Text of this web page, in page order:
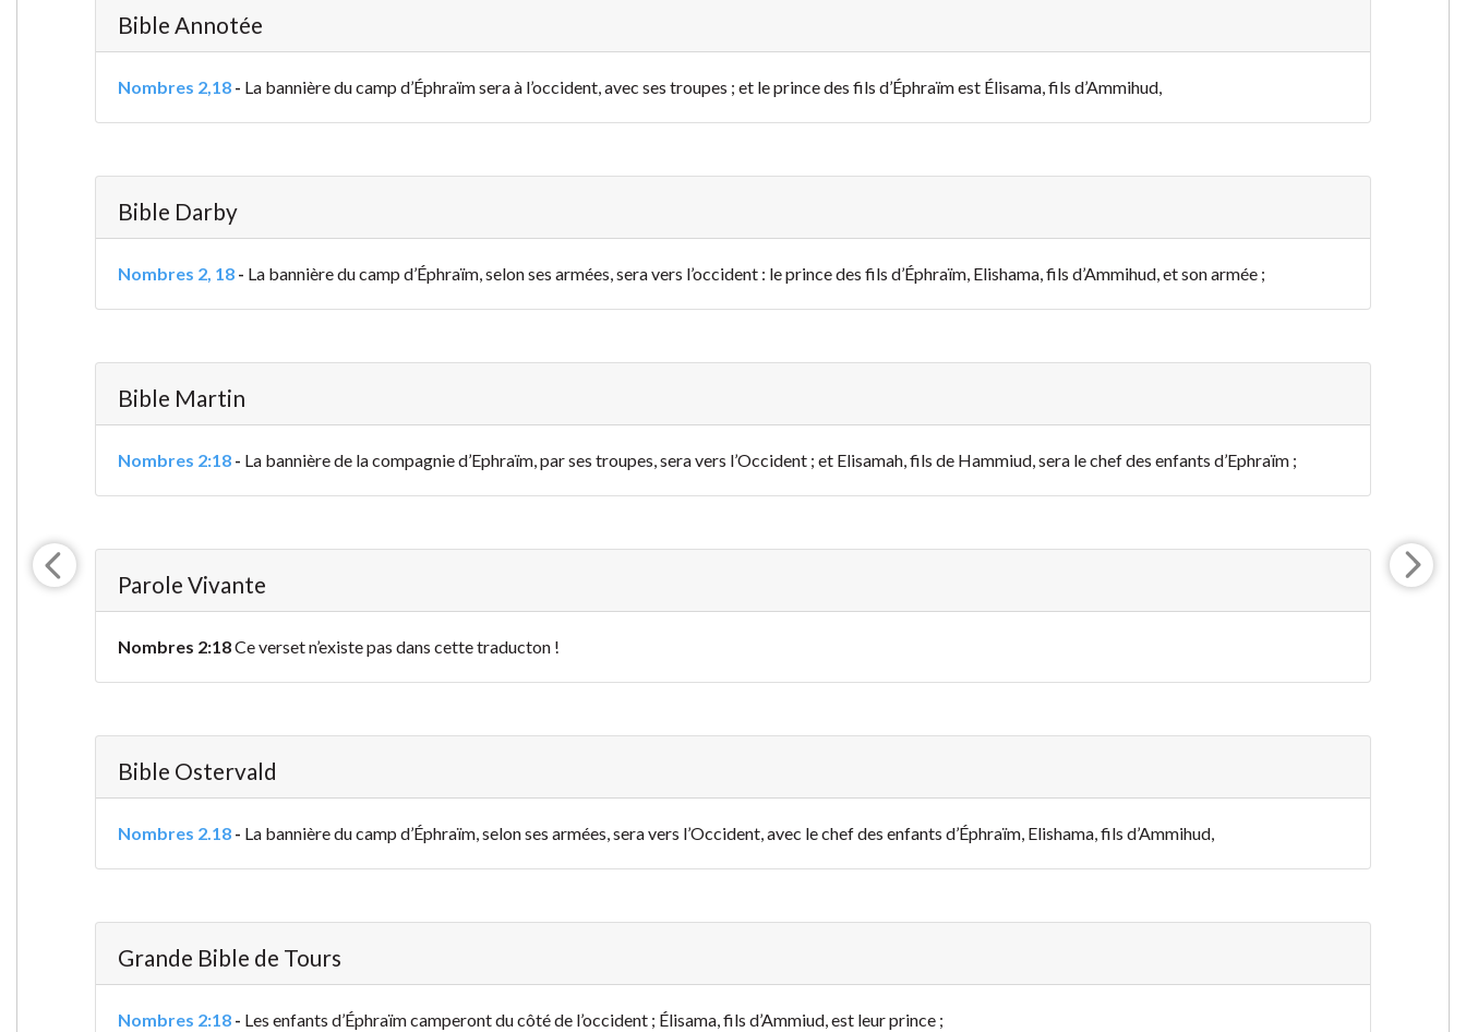
Bible Annotée
Nombres 2,18- La bannière du camp d’Éphraïm sera à l’occident, avec ses troupes ; et le prince des fils d’Éphraïm est Élisama, fils d’Ammihud,
Bible Darby
Nombres 2, 18- La bannière du camp d’Éphraïm, selon ses armées, sera vers l’occident : le prince des fils d’Éphraïm, Elishama, fils d’Ammihud, et son armée ;
Bible Martin
Nombres 2:18- La bannière de la compagnie d’Ephraïm, par ses troupes, sera vers l’Occident ; et Elisamah, fils de Hammiud, sera le chef des enfants d’Ephraïm ;
Parole Vivante
Nombres 2:18Ce verset n’existe pas dans cette traducton !
Bible Ostervald
Nombres 2.18- La bannière du camp d’Éphraïm, selon ses armées, sera vers l’Occident, avec le chef des enfants d’Éphraïm, Elishama, fils d’Ammihud,
Grande Bible de Tours
Nombres 2:18- Les enfants d’Éphraïm camperont du côté de l’occident ; Élisama, fils d’Ammiud, est leur prince ;